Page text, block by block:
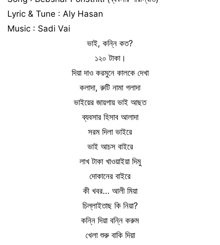
Lyric & Tune : Aly Hasan
Music : Sadi Vai
ভাই, কন্নি কত?
১২০ টাকা।
দিয়া দাও করমুনে কালকে দেখা
কলাদা, রুটি নামা গলাদা
ভাইয়ের জায়গায় ভাই আছত
ব্যবসার হিসাব আলাদা
সরম দিলা ভাইরে
ভাই আচস বাইরে
লাখ টাকা খাওয়াইয়া দিমু
দোকানের বাইরে
কী খবর… আলী মিয়া
চিল্লাইতাছ কি নিয়া?
কন্নি দিয়া বন্নি করুম
খেলা শুরু বাকি দিয়া